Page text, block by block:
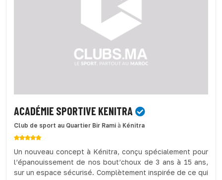
ACADÉMIE SPORTIVE KENITRA
Club de sport au Quartier Bir Rami à Kénitra
Un nouveau concept à Kénitra, conçu spécialement pour
l’épanouissement de nos bout’choux de 3 ans à 15 ans,
sur un espace sécurisé. Complètement inspirée de ce qui